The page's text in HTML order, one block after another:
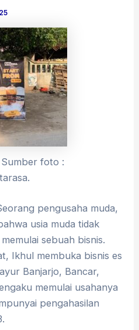
foto :
pengusaha muda,
usia muda tidak
sebuah bisnis.
Ikhul membuka bisnis es
Banjarjo, Bancar,
memulai usahanya
pengahasilan